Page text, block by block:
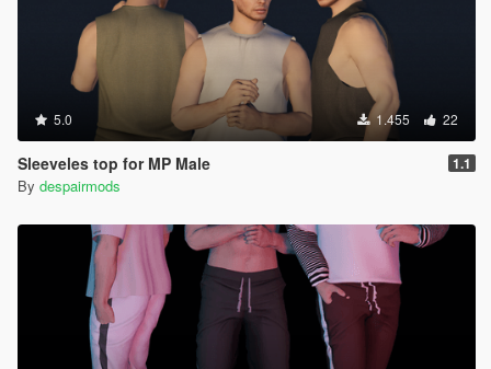
5.0 1.455 22
Sleeveles top for MP Male 1.1
By despairmods